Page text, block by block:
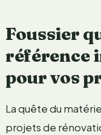
Foussier
référence
pour vos
La quête du
projets de